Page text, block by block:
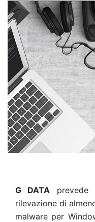
G DATA
rilevazione di
malware per